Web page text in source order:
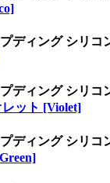
ディング シリ
ディング シリ
ット [Violet]
ディング シリ